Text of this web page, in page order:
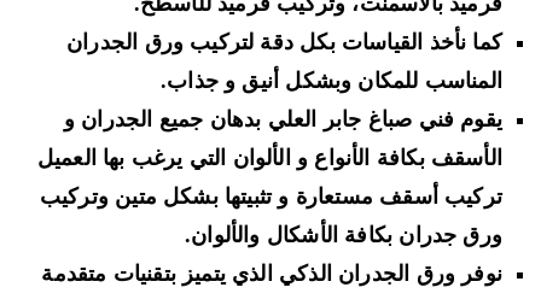
كما نأخذ القياسات بكل دقة لتركيب ورق الجدران
المناسب للمكان وبشكل أنيق و جذاب.
يقوم فني صباغ جابر العلي بدهان جميع الجدران و
الأسقف بكافة الأنواع و الألوان التي يرغب بها العميل
تركيب أسقف مستعارة و تثبيتها بشكل متين وتركيب
ورق جدران بكافة الأشكال والألوان.
نوفر ورق الجدران الذكي الذي يتميز بتقنيات متقدمة